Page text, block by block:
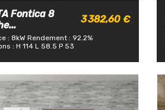
Fontica 8
3 382,60 €
: 8kW Rendement : 92.2%
: H 114 L 58.5 P 53